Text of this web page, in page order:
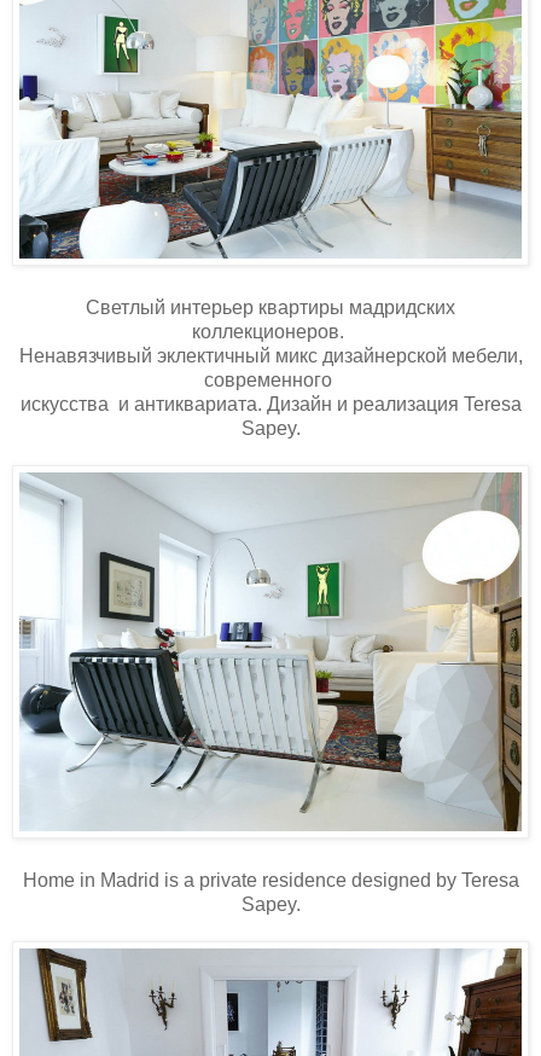
Светлый интерьер квартиры мадридских
коллекционеров.
Ненавязчивый эклектичный микс дизайнерской мебели,
современного
искусства и антиквариата. Дизайн и реализация Teresa
Sapey.
Home in Madrid is a private residence designed by Teresa
Sapey.